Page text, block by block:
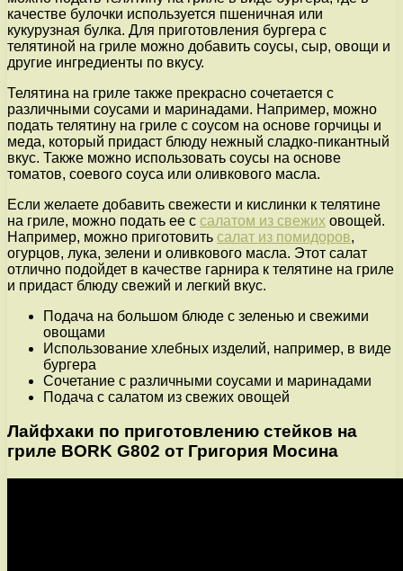
качестве булочки используется пшеничная или
кукурузная булка. Для приготовления бургера с
телятиной на гриле можно добавить соусы, сыр, овощи и
другие ингредиенты по вкусу.
Телятина на гриле также прекрасно сочетается с
различными соусами и маринадами. Например, можно
подать телятину на гриле с соусом на основе горчицы и
меда, который придаст блюду нежный сладко-пикантный
вкус. Также можно использовать соусы на основе
томатов, соевого соуса или оливкового масла.
Если желаете добавить свежести и кислинки к телятине
на гриле, можно подать ее с салатом из свежих овощей.
Например, можно приготовить салат из помидоров,
огурцов, лука, зелени и оливкового масла. Этот салат
отлично подойдет в качестве гарнира к телятине на гриле
и придаст блюду свежий и легкий вкус.
Подача на большом блюде с зеленью и свежими
овощами
Использование хлебных изделий, например, в виде
бургера
Сочетание с различными соусами и маринадами
Подача с салатом из свежих овощей
Лайфхаки по приготовлению стейков на
гриле BORK G802 от Григория Мосина